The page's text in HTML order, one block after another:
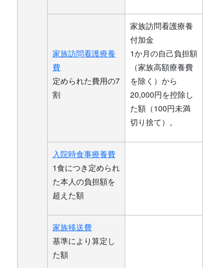
家族訪問看護療養
費
定められた費用の7
割
家族訪問看護療養
付加金
1か月の自己負担額
（家族高額療養費
を除く）から
20,000円を控除し
た額（100円未満
切り捨て）。
入院時食事療養費
1食につき定められ
た本人の負担額を
超えた額
家族移送費
基準により算定し
た額